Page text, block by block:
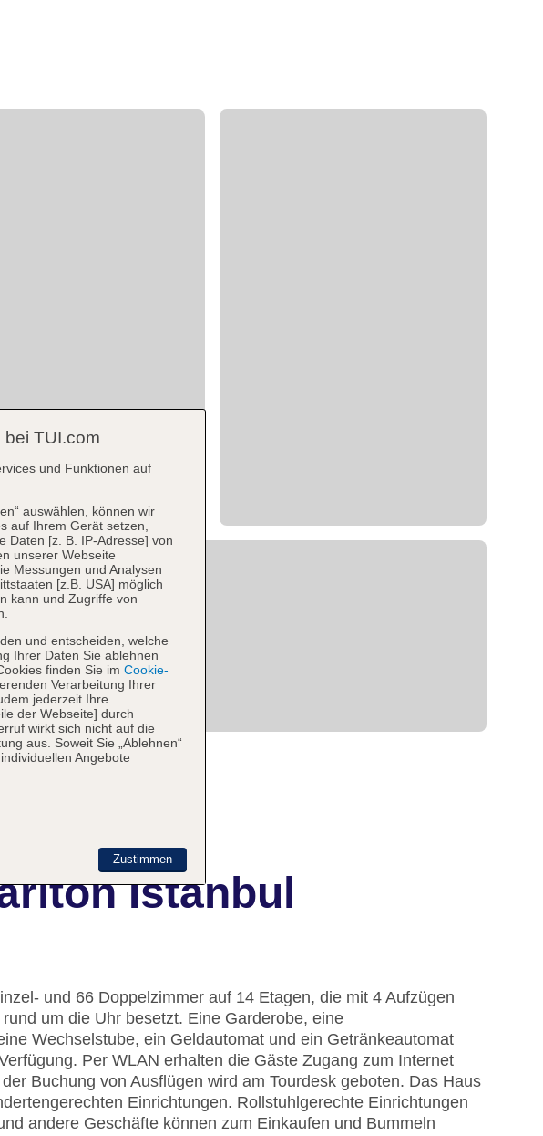
Istanbul
und 66 Doppelzimmer auf 14 Etagen, die mit 4 Aufzügen
um die Uhr besetzt. Eine Garderobe, eine
Wechselstube, ein Geldautomat und ein Getränkeautomat
Per WLAN erhalten die Gäste Zugang zum Internet
Buchung von Ausflügen wird am Tourdesk geboten. Das Haus
Einrichtungen. Rollstuhlgerechte Einrichtungen
andere Geschäfte können zum Einkaufen und Bummeln
TUI.com
und Funktionen auf
auswählen, können wir
auf Ihrem Gerät setzen,
Daten [z. B. IP-Adresse] von
unserer Webseite
Messungen und Analysen
[z.B. USA] möglich
kann und Zugriffe von
und entscheiden, welche
Ihrer Daten Sie ablehnen
finden Sie im Cookie-
Verarbeitung Ihrer
jederzeit Ihre
der Webseite] durch
wirkt sich nicht auf die
aus. Soweit Sie „Ablehnen“
Angebote
Zustimmen